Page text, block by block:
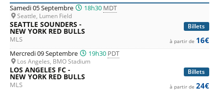
Samedi 05 Septembre 18h30 MDT
Seattle, Lumen Field
Billets
SEATTLE SOUNDERS -
NEW YORK RED BULLS
MLS à partir de 16€
Mercredi 09 Septembre 19h30 PDT
Los Angeles, BMO Stadium
Billets
LOS ANGELES FC -
NEW YORK RED BULLS
MLS à partir de 24€